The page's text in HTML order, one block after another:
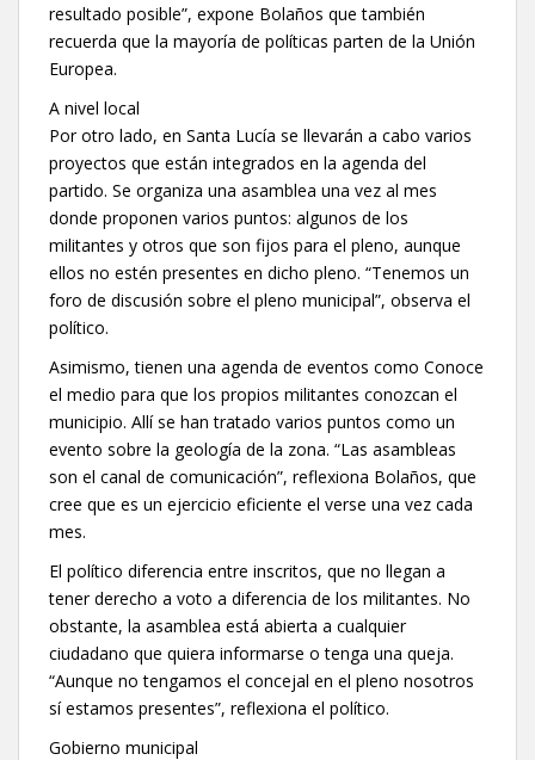
resultado posible”, expone Bolaños que también
recuerda que la mayoría de políticas parten de la Unión
Europea.
A nivel local
Por otro lado, en Santa Lucía se llevarán a cabo varios
proyectos que están integrados en la agenda del
partido. Se organiza una asamblea una vez al mes
donde proponen varios puntos: algunos de los
militantes y otros que son fijos para el pleno, aunque
ellos no estén presentes en dicho pleno. “Tenemos un
foro de discusión sobre el pleno municipal”, observa el
político.
Asimismo, tienen una agenda de eventos como Conoce
el medio para que los propios militantes conozcan el
municipio. Allí se han tratado varios puntos como un
evento sobre la geología de la zona. “Las asambleas
son el canal de comunicación”, reflexiona Bolaños, que
cree que es un ejercicio eficiente el verse una vez cada
mes.
El político diferencia entre inscritos, que no llegan a
tener derecho a voto a diferencia de los militantes. No
obstante, la asamblea está abierta a cualquier
ciudadano que quiera informarse o tenga una queja.
“Aunque no tengamos el concejal en el pleno nosotros
sí estamos presentes”, reflexiona el político.
Gobierno municipal